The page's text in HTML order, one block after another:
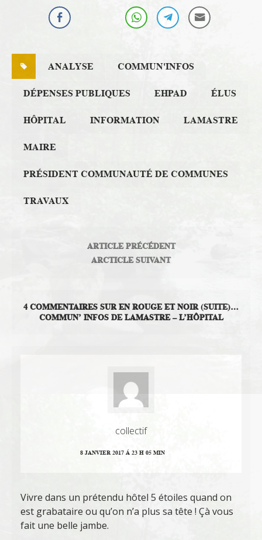
ANALYSE COMMUN'INFOS
DÉPENSES PUBLIQUES EHPAD ÉLUS
HÔPITAL INFORMATION LAMASTRE
MAIRE
PRÉSIDENT COMMUNAUTÉ DE COMMUNES
TRAVAUX
ARTICLE PRÉCÉDENT
ARCTICLE SUIVANT
4 COMMENTAIRES SUR EN ROUGE ET NOIR (SUITE)…
COMMUN’ INFOS DE LAMASTRE – L’HÔPITAL
collectif
8 JANVIER 2017 Á 23 H 05 MIN
Vivre dans un prétendu hôtel 5 étoiles quand on
est grabataire ou qu’on n’a plus sa tête ! Çà vous
fait une belle jambe.